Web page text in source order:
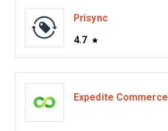
Prisync
4.7
Expedite Commerce